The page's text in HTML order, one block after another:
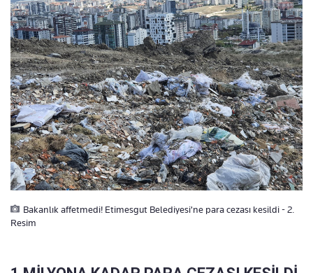
Bakanlık affetmedi! Etimesgut Belediyesi'ne para cezası kesildi - 2.
Resim